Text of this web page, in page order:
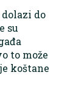
do
su
to može
koštane